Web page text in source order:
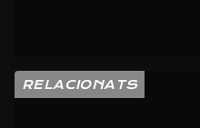
RELACIONATS